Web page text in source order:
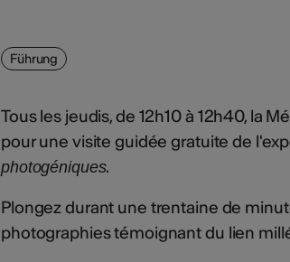
Führung
Tous les jeudis, de 12h10 à 12h40, la
pour une visite guidée gratuite de
photogéniques.
Plongez durant une trentaine de
photographies témoignant du lien